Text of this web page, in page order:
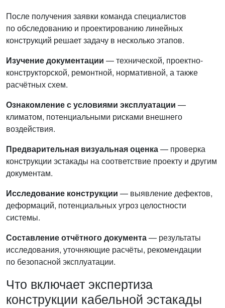
После получения заявки команда специалистов
по обследованию и проектированию линейных
конструкций решает задачу в несколько этапов.
Изучение документации — технической, проектно-
конструкторской, ремонтной, нормативной, а также
расчётных схем.
Ознакомление с условиями эксплуатации —
климатом, потенциальными рисками внешнего
воздействия.
Предварительная визуальная оценка— проверка
конструкции эстакады на соответствие проекту и другим
документам.
Исследование конструкции — выявление дефектов,
деформаций, потенциальных угроз целостности
системы.
Составление отчётного документа— результаты
исследования, уточняющие расчёты, рекомендации
по безопасной эксплуатации.
Что включает экспертиза
конструкции кабельной эстакады